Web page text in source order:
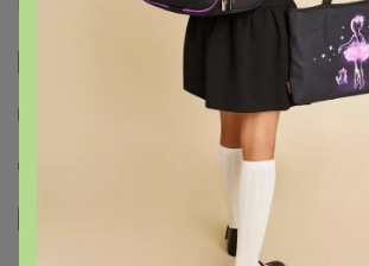
Cтраничка организатора
Другие СП организатора СЛАДКАЯ
Пристрой организатора СЛАДКАЯ